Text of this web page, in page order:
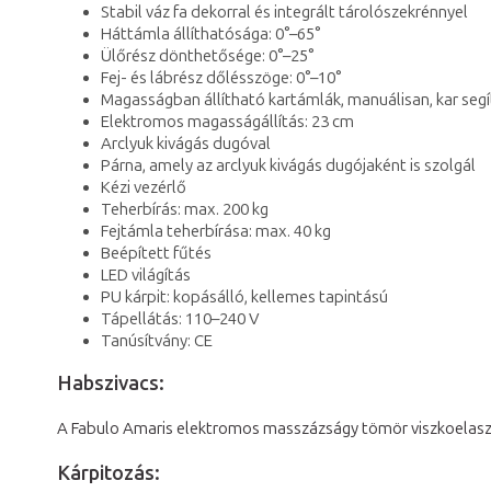
Stabil váz fa dekorral és integrált tárolószekrénnyel
Háttámla állíthatósága: 0°–65°
Ülőrész dönthetősége: 0°–25°
Fej- és lábrész dőlésszöge: 0°–10°
Magasságban állítható kartámlák, manuálisan, kar
Elektromos magasságállítás: 23 cm
Arclyuk kivágás dugóval
Párna, amely az arclyuk kivágás dugójaként is szolgál
Kézi vezérlő
Teherbírás: max. 200 kg
Fejtámla teherbírása: max. 40 kg
Beépített fűtés
LED világítás
PU kárpit: kopásálló, kellemes tapintású
Tápellátás: 110–240 V
Tanúsítvány: CE
Habszivacs:
A Fabulo Amaris elektromos masszázságy tömör
Kárpitozás: